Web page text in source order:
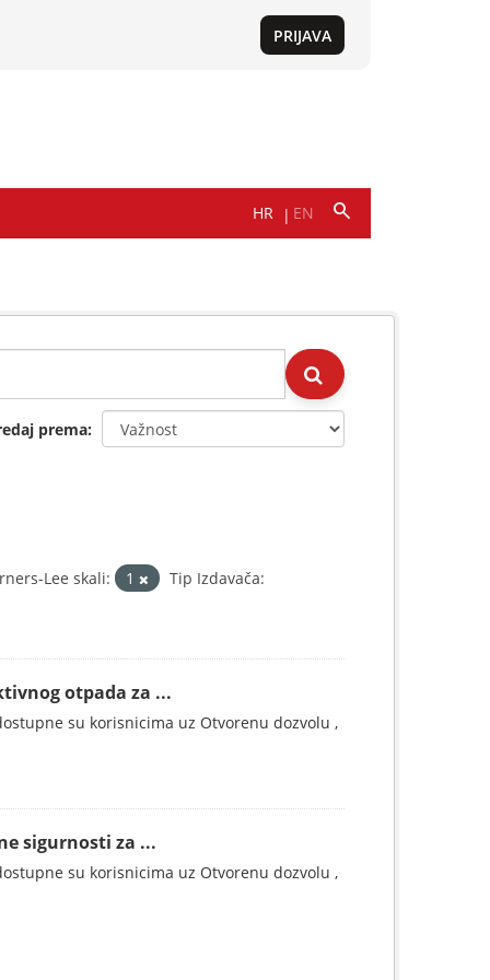
prema
Lee skali: 1
Tip Izdavača:
otpada za ...
su korisnicima uz Otvorenu dozvolu ,
sigurnosti za ...
su korisnicima uz Otvorenu dozvolu ,